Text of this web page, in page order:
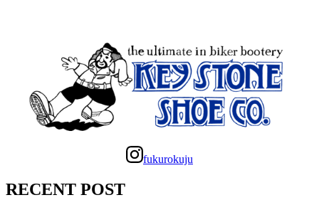
fukurokuju
RECENT POST